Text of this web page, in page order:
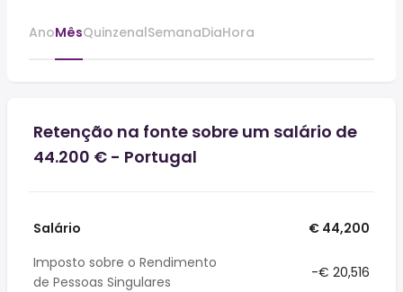
AnoMêsQuinzenalSemanaDiaHora
Retenção na fonte sobre um salário de
44.200 € - Portugal
Salário
€ 44,200
Imposto sobre o Rendimento
de Pessoas Singulares
-€ 20,516